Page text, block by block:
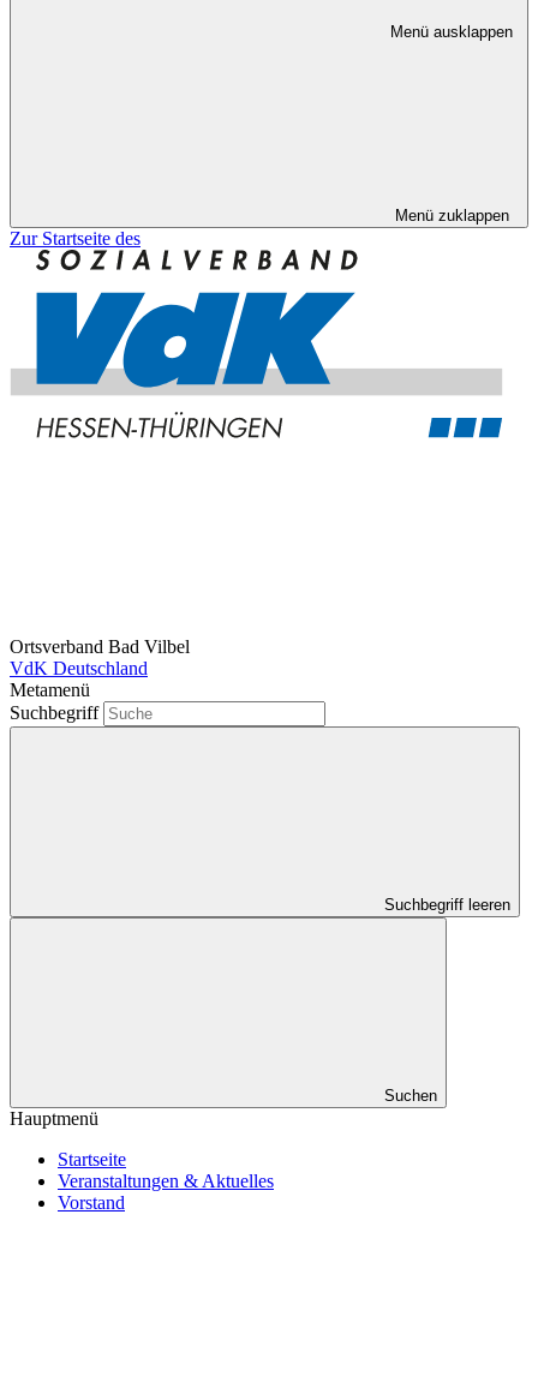
Menü ausklappen
Menü zuklappen
Zur Startseite des
Ortsverband Bad Vilbel
VdK Deutschland
Metamenü
Suchbegriff
Suchbegriff leeren
Suchen
Hauptmenü
Startseite
Veranstaltungen & Aktuelles
Vorstand